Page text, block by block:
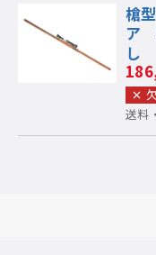
槍
ア
し
送料